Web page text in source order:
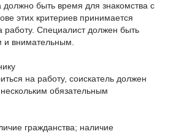
должно быть время для знакомства с
этих критериев принимается
Специалист должен быть
и внимательным.
на работу, соискатель должен
обязательным
гражданства; наличие